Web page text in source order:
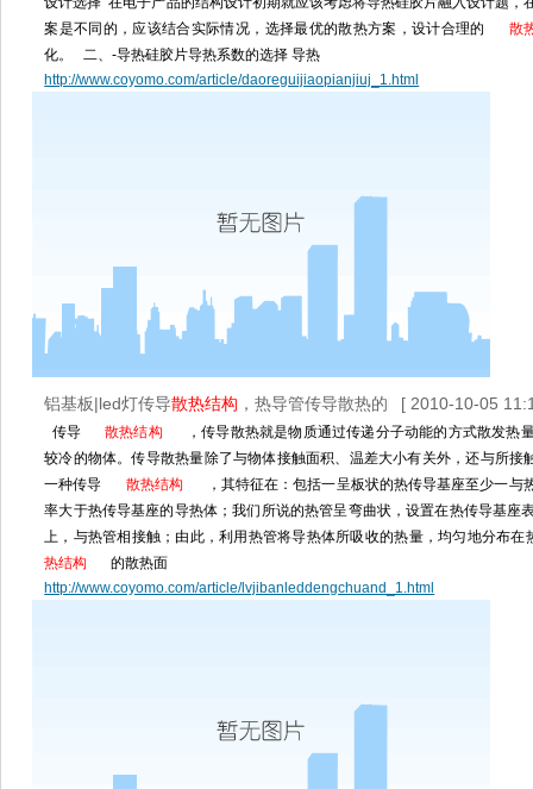
案是不同的，应该结合实际情况，选择最优的散热方案，设计合理的
散
化。 二、-导热硅胶片导热系数的选择 导热
http://www.coyomo.com/article/daoreguijiaopianjiuj_1.html
铝基板|led灯传导散热结构 ，热导管传导散热的led散热系统
[ 2010-10-05
传导 散热结构
，传导散热就是物质通过传递分子动能的方式散发热
较冷的物体。传导散热量除了与物体接触面积、温差大小有关外，还与所
一种传导
散热结构
，其特征在：包括一呈板状的热传导基座至少一
率大于热传导基座的导热体；我们所说的热管呈弯曲状，设置在热传导基座
上，与热管相接触；由此，利用热管将导热体所吸收的热量，均匀地分布在
热结构
的散热面
http://www.coyomo.com/article/lvjibanleddengchuand_1.html